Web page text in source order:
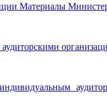
Материалы